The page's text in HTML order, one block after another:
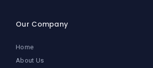
Our Company
Home
About Us